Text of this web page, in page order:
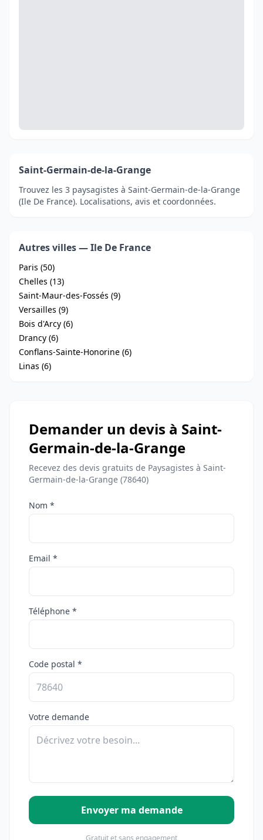
Saint-Germain-de-la-Grange
Trouvez les 3 paysagistes à Saint-Germain-de-la-Grange
(Ile De France). Localisations, avis et coordonnées.
Autres villes — Ile De France
Paris (50)
Chelles (13)
Saint-Maur-des-Fossés (9)
Versailles (9)
Bois d'Arcy (6)
Drancy (6)
Conflans-Sainte-Honorine (6)
Linas (6)
Demander un devis à Saint-
Germain-de-la-Grange
Recevez des devis gratuits de Paysagistes à Saint-
Germain-de-la-Grange (78640)
Nom *
Email *
Téléphone *
Code postal *
Votre demande
Envoyer ma demande
Gratuit et sans engagement